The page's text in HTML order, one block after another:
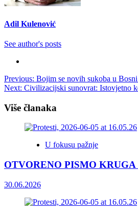
Adil Kulenović
See author's posts
Post
navigation
Previous: Bojim se novih sukoba u
Next: Civilizacijski sunovrat: Istovjetno
Više članaka
U fokusu pažnje
OTVORENO PISMO
30.06.2026